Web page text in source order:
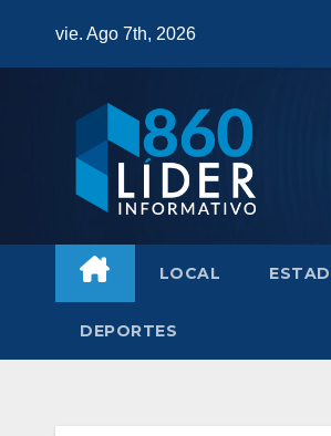
vie. Ago 7th, 2026
LOCAL
DEPORTES